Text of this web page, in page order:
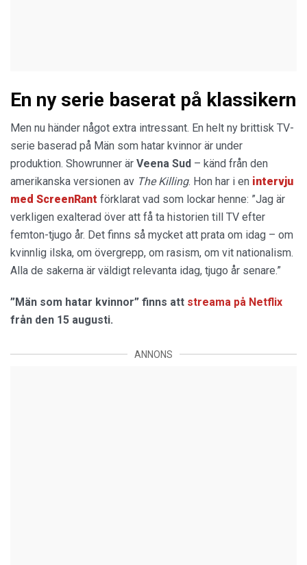
En ny serie baserat på klassikern
Men nu händer något extra intressant. En helt ny brittisk TV-
serie baserad på Män som hatar kvinnor är under
produktion. Showrunner är Veena Sud – känd från den
amerikanska versionen av The Killing. Hon har i en intervju
med ScreenRant förklarat vad som lockar henne: ”Jag är
verkligen exalterad över att få ta historien till TV efter
femton-tjugo år. Det finns så mycket att prata om idag – om
kvinnlig ilska, om övergrepp, om rasism, om vit nationalism.
Alla de sakerna är väldigt relevanta idag, tjugo år senare.”
”Män som hatar kvinnor” finns att streama på Netflix
från den 15 augusti.
ANNONS